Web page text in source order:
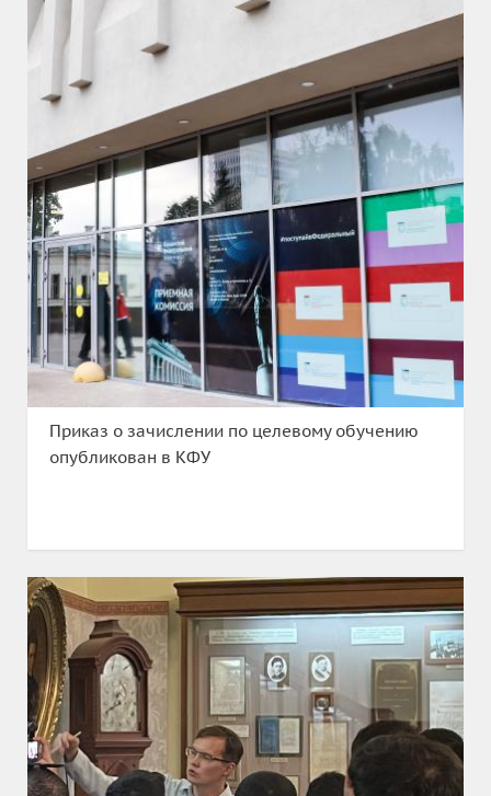
Приказ о зачислении по целевому обучению
опубликован в КФУ